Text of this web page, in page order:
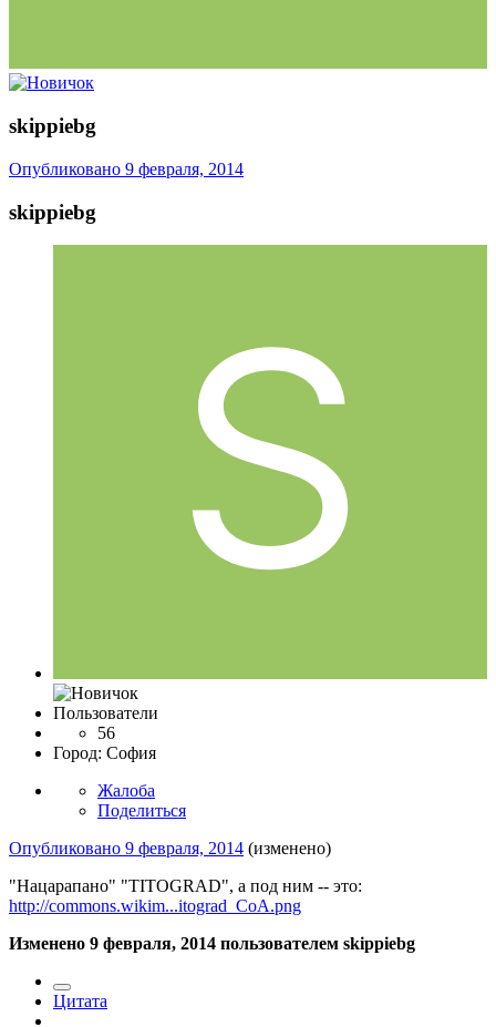
skippiebg
Опубликовано 9 февраля, 2014
skippiebg
Пользователи
56
Город: София
Жалоба
Поделиться
Опубликовано 9 февраля, 2014 (изменено)
"Нацарапано" "TITOGRAD", а под ним -- это:
http://commons.wikim...itograd_CoA.png
Изменено 9 февраля, 2014 пользователем skippiebg
Цитата